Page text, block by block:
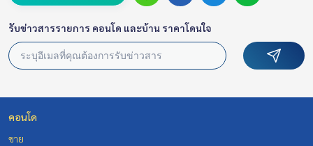
รับข่าวสารรายการ คอนโด และบ้าน ราคาโดนใจ
คอนโด
ขาย